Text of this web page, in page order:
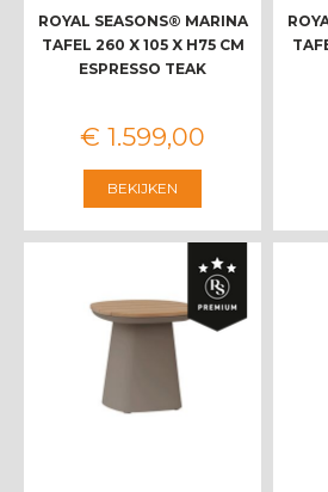
ROYAL SEASONS® MARINA
TAFEL 260 X 105 X H75 CM
ESPRESSO TEAK
€ 1.599,00
BEKIJKEN